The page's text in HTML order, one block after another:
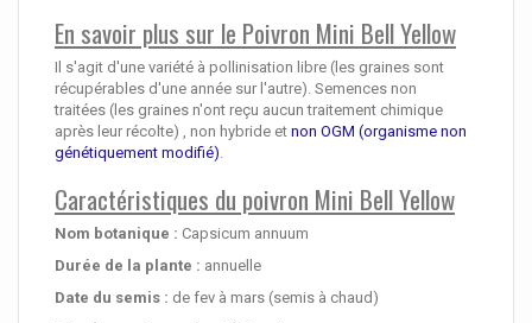
En savoir plus sur le Poivron Mini Bell Yellow
Il s'agit d'une variété à pollinisation libre (les graines sont
récupérables d'une année sur l'autre). Semences non
traitées (les graines n'ont reçu aucun traitement chimique
après leur récolte) , non hybride et non OGM (organisme non
génétiquement modifié).
Caractéristiques du poivron Mini Bell Yellow
Nom botanique : Capsicum annuum
Durée de la plante : annuelle
Date du semis : de fev à mars (semis à chaud)